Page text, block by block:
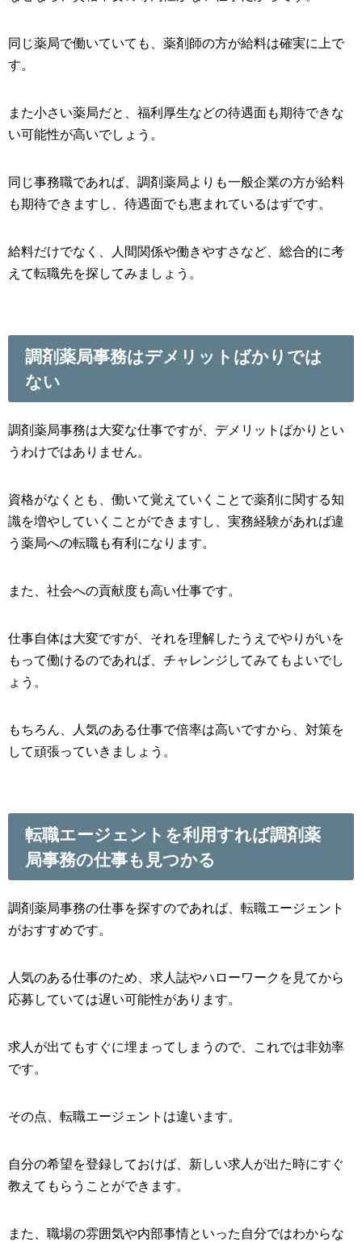
同じ薬局で働いていても、薬剤師の方が給料は確実に上で
す。
また小さい薬局だと、福利厚生などの待遇面も期待できな
い可能性が高いでしょう。
同じ事務職であれば、調剤薬局よりも一般企業の方が給料
も期待できますし、待遇面でも恵まれているはずです。
給料だけでなく、人間関係や働きやすさなど、総合的に考
えて転職先を探してみましょう。
調剤薬局事務はデメリットばかりでは
ない
調剤薬局事務は大変な仕事ですが、デメリットばかりとい
うわけではありません。
資格がなくとも、働いて覚えていくことで薬剤に関する知
識を増やしていくことができますし、実務経験があれば違
う薬局への転職も有利になります。
また、社会への貢献度も高い仕事です。
仕事自体は大変ですが、それを理解したうえでやりがいを
もって働けるのであれば、チャレンジしてみてもよいでし
ょう。
もちろん、人気のある仕事で倍率は高いですから、対策を
して頑張っていきましょう。
転職エージェントを利用すれば調剤薬
局事務の仕事も見つかる
調剤薬局事務の仕事を探すのであれば、転職エージェント
がおすすめです。
人気のある仕事のため、求人誌やハローワークを見てから
応募していては遅い可能性があります。
求人が出てもすぐに埋まってしまうので、これでは非効率
です。
その点、転職エージェントは違います。
自分の希望を登録しておけば、新しい求人が出た時にすぐ
教えてもらうことができます。
また、職場の雰囲気や内部事情といった自分ではわからな